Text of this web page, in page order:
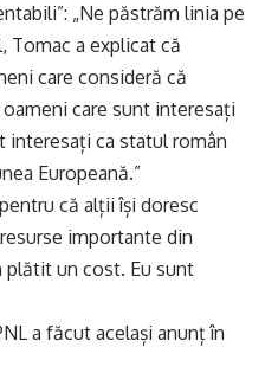
„Ne păstrăm linia pe
Tomac a explicat că
care consideră că
care sunt interesați
interesați ca statul român
Europeană.”
că alții își doresc
importante din
plătit un cost. Eu sunt
a făcut același anunț în